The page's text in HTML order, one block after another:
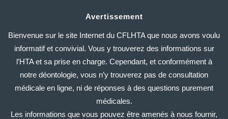
Avertissement
Bienvenue sur le site Internet du CFLHTA que nous avons voulu
informatif et convivial. Vous y trouverez des informations sur
l’HTA et sa prise en charge. Cependant, et conformément à
notre déontologie, vous n’y trouverez pas de consultation
médicale en ligne, ni de réponses à des questions purement
médicales.
Les informations que vous pouvez être amenés à nous fournir,